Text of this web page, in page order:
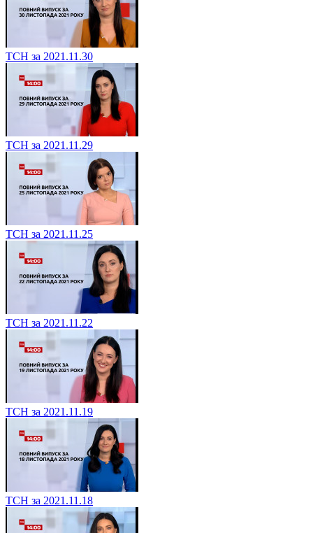
ТСН за 2021.11.30
ТСН за 2021.11.29
ТСН за 2021.11.25
ТСН за 2021.11.22
ТСН за 2021.11.19
ТСН за 2021.11.18